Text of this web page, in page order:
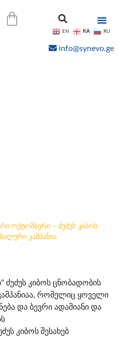
info@synevo.ge
ოქტომბერი – ძუძუს კიბოს
კამპანია
კიბოს ცნობადობის
რომელიც ყოველი
და ბევრი ადამიანი და
კიბოს შესახებ
EN KA RU